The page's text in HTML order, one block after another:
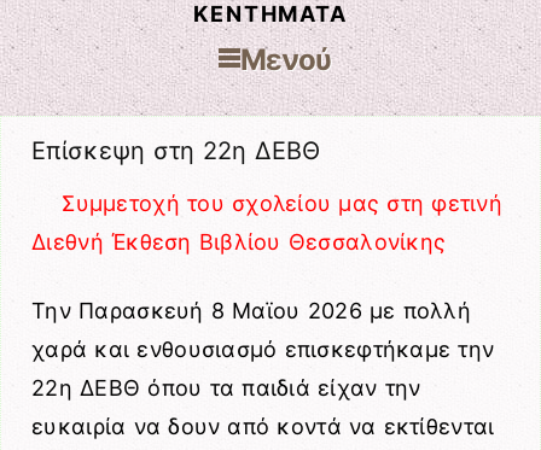
ΚΕΝΤΉΜΑΤΑ
Μενού
Μετάβαση στο περιεχόμενο
Επίσκεψη στη 22η ΔΕΒΘ
Συμμετοχή του σχολείου μας στη φετινή
Διεθνή Έκθεση Βιβλίου Θεσσαλονίκης
Την Παρασκευή 8 Μαϊου 2026 με πολλή
χαρά και ενθουσιασμό επισκεφτήκαμε την
22η ΔΕΒΘ όπου τα παιδιά είχαν την
ευκαιρία να δουν από κοντά να εκτίθενται